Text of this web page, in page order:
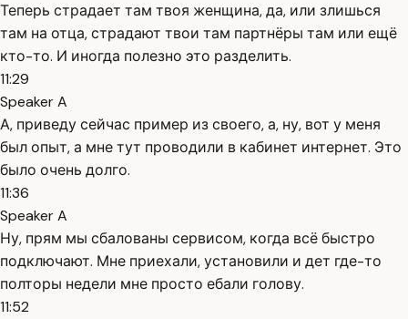
Теперь страдает там твоя женщина, да, или злишься
там на отца, страдают твои там партнёры там или ещё
кто-то. И иногда полезно это разделить.
11:29
Speaker A
А, приведу сейчас пример из своего, а, ну, вот у меня
был опыт, а мне тут проводили в кабинет интернет. Это
было очень долго.
11:36
Speaker A
Ну, прям мы сбалованы сервисом, когда всё быстро
подключают. Мне приехали, установили и дет где-то
полторы недели мне просто ебали голову.
11:52